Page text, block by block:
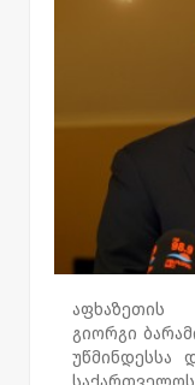
იმედი
მთავრობა
გახარებას,"-
დევნილმა
მთავრობის
წლის
აფხაზეთის
გიორგი
უწმინდესსა